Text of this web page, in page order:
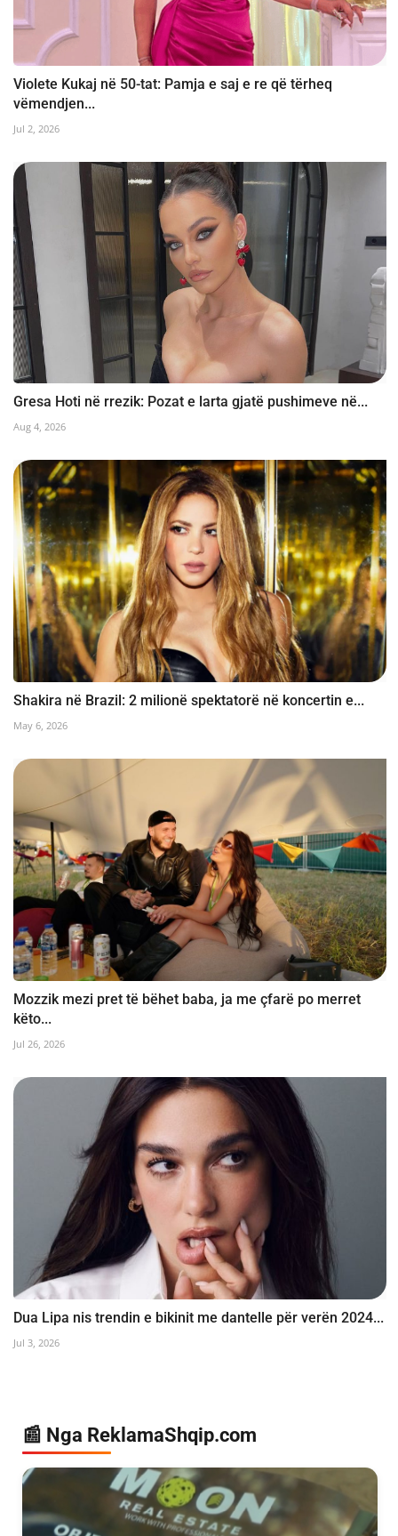
Violete Kukaj në 50-tat: Pamja e saj e re që tërheq
vëmendjen...
Jul 2, 2026
Gresa Hoti në rrezik: Pozat e larta gjatë pushimeve në...
Aug 4, 2026
Shakira në Brazil: 2 milionë spektatorë në koncertin e...
May 6, 2026
Mozzik mezi pret të bëhet baba, ja me çfarë po merret
këto...
Jul 26, 2026
Dua Lipa nis trendin e bikinit me dantelle për verën 2024...
Jul 3, 2026
📰 Nga ReklamaShqip.com